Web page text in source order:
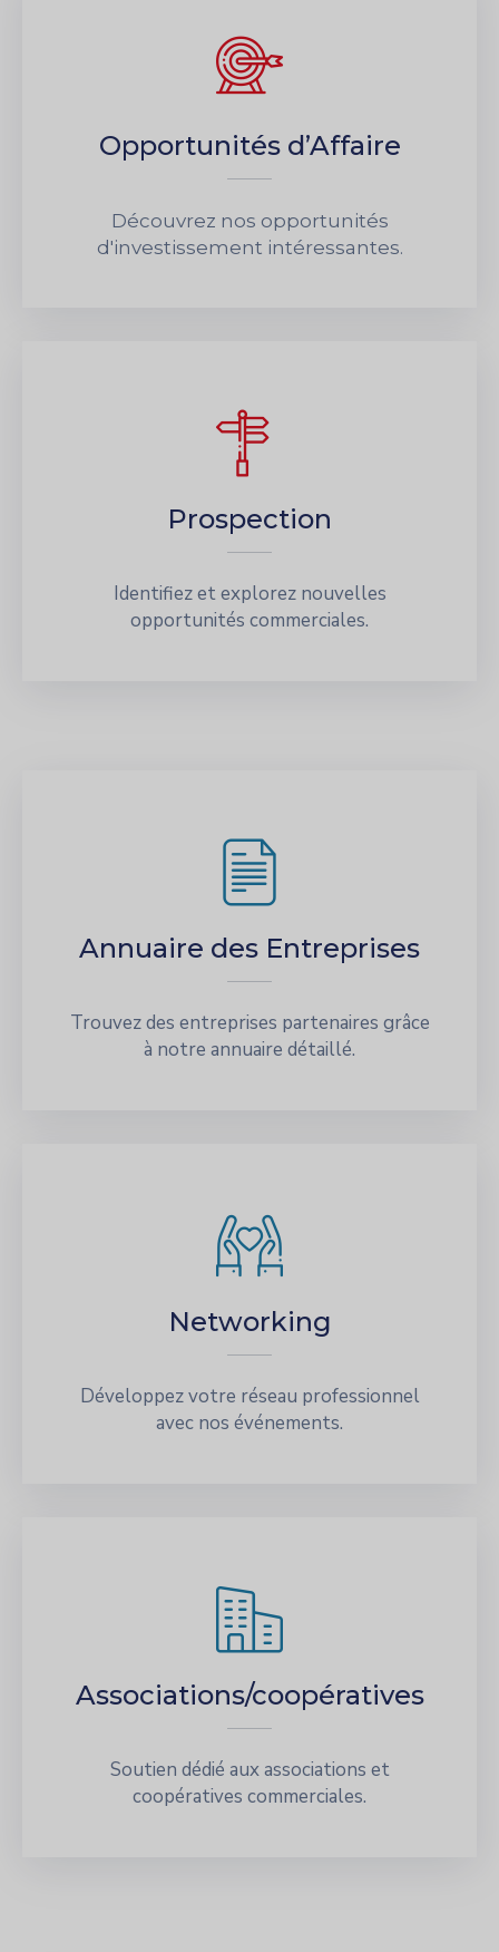
Opportunités d’Affaire
Découvrez nos opportunités
d'investissement intéressantes.
Prospection
Identifiez et explorez nouvelles
opportunités commerciales.
Annuaire des Entreprises
Trouvez des entreprises partenaires grâce
à notre annuaire détaillé.
Networking
Développez votre réseau professionnel
avec nos événements.
Associations/coopératives
Soutien dédié aux associations et
coopératives commerciales.